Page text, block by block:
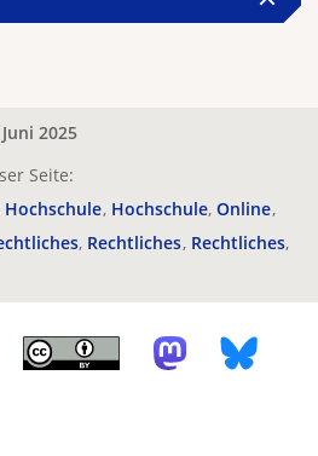
2025
Seite:
Hochschule Hochschule Online
Rechtliches Rechtliches